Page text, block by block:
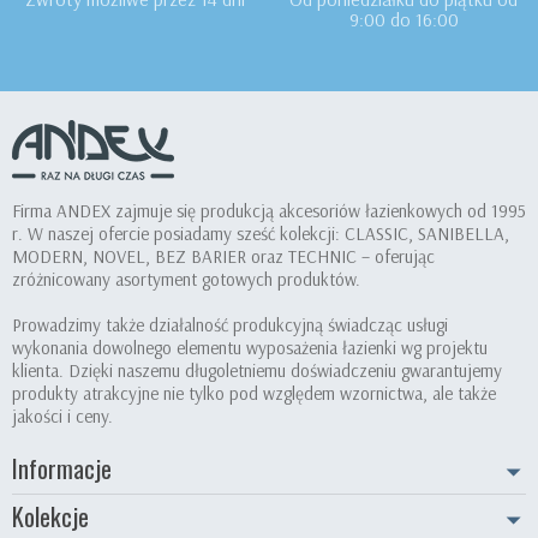
9:00 do 16:00
Firma ANDEX zajmuje się produkcją akcesoriów łazienkowych od 1995
r. W naszej ofercie posiadamy sześć kolekcji: CLASSIC, SANIBELLA,
MODERN, NOVEL, BEZ BARIER oraz TECHNIC – oferując
zróżnicowany asortyment gotowych produktów.
Prowadzimy także działalność produkcyjną świadcząc usługi
wykonania dowolnego elementu wyposażenia łazienki wg projektu
klienta. Dzięki naszemu długoletniemu doświadczeniu gwarantujemy
produkty atrakcyjne nie tylko pod względem wzornictwa, ale także
jakości i ceny.
Informacje
Kolekcje